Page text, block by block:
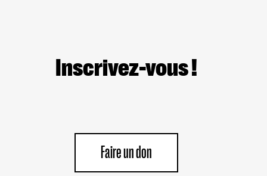
Inscrivez-vous !
Faire un don